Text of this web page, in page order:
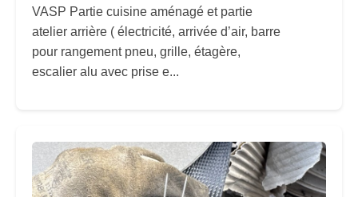
VASP Partie cuisine aménagé et partie
atelier arrière ( électricité, arrivée d’air, barre
pour rangement pneu, grille, étagère,
escalier alu avec prise e...